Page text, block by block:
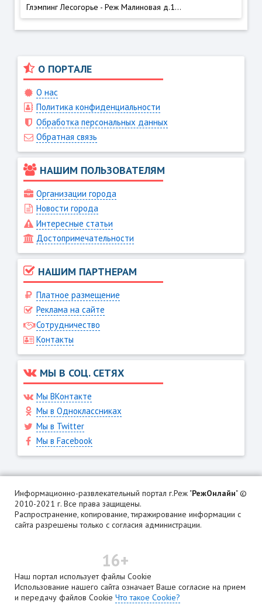
Глэмпинг Лесогорье - Реж Малиновая д.1...
О ПОРТАЛЕ
О нас
Политика конфиденциальности
Обработка персональных данных
Обратная связь
НАШИМ ПОЛЬЗОВАТЕЛЯМ
Организации города
Новости города
Интересные статьи
Достопримечательности
НАШИМ ПАРТНЕРАМ
Платное размещение
Реклама на сайте
Сотрудничество
Контакты
МЫ В СОЦ. СЕТЯХ
Мы ВКонтакте
Мы в Одноклассниках
Мы в Twitter
Мы в Facebook
Информационно-развлекательный портал г.Реж "РежОнлайн" ©
2010-2021 г. Все права защищены.
Распространение, копирование, тиражирование информации с
сайта разрешены только с согласия администрации.
16+
Наш портал использует файлы Cookie
Использование нашего сайта означает Ваше согласие на прием
и передачу файлов Cookie Что такое Cookie?